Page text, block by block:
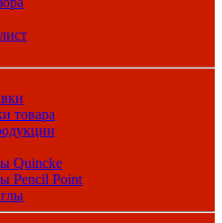
товара
Quincke
Pencil Point